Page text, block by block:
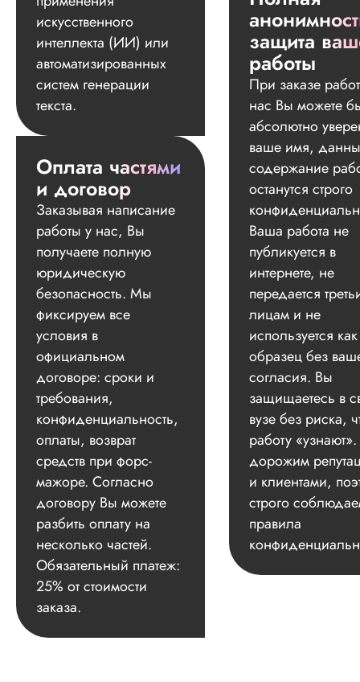
искусственного
интеллекта (ИИ) или
автоматизированных
систем генерации
текста.
Оплата частями
и договор
Заказывая написание
работы у нас, Вы
получаете полную
юридическую
безопасность. Мы
фиксируем все
условия в
официальном
договоре: сроки и
требования,
конфиденциальность,
оплаты, возврат
средств при форс-
мажоре. Согласно
договору Вы можете
разбить оплату на
несколько частей.
Обязательный платеж:
25% от стоимости
заказа.
защита
работы
При заказе
нас Вы можете
абсолютно
ваше имя,
содержание
останутся строго
Ваша работа не
публикуется в
интернете, не
передается
лицам и не
используется как
образец без
согласия. Вы
защищаетесь в
вузе без риска,
работу
дорожим
и клиентами,
строго
правила